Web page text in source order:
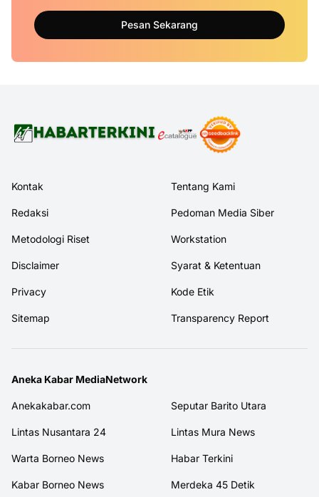
Pesan Sekarang
Kontak Tentang Kami
Redaksi Pedoman Media Siber
Metodologi Riset Workstation
Disclaimer Syarat & Ketentuan
Privacy Kode Etik
Sitemap Transparency Report
Aneka Kabar MediaNetwork
Anekakabar.com Seputar Barito Utara
Lintas Nusantara 24 Lintas Mura News
Warta Borneo News Habar Terkini
Kabar Borneo News Merdeka 45 Detik